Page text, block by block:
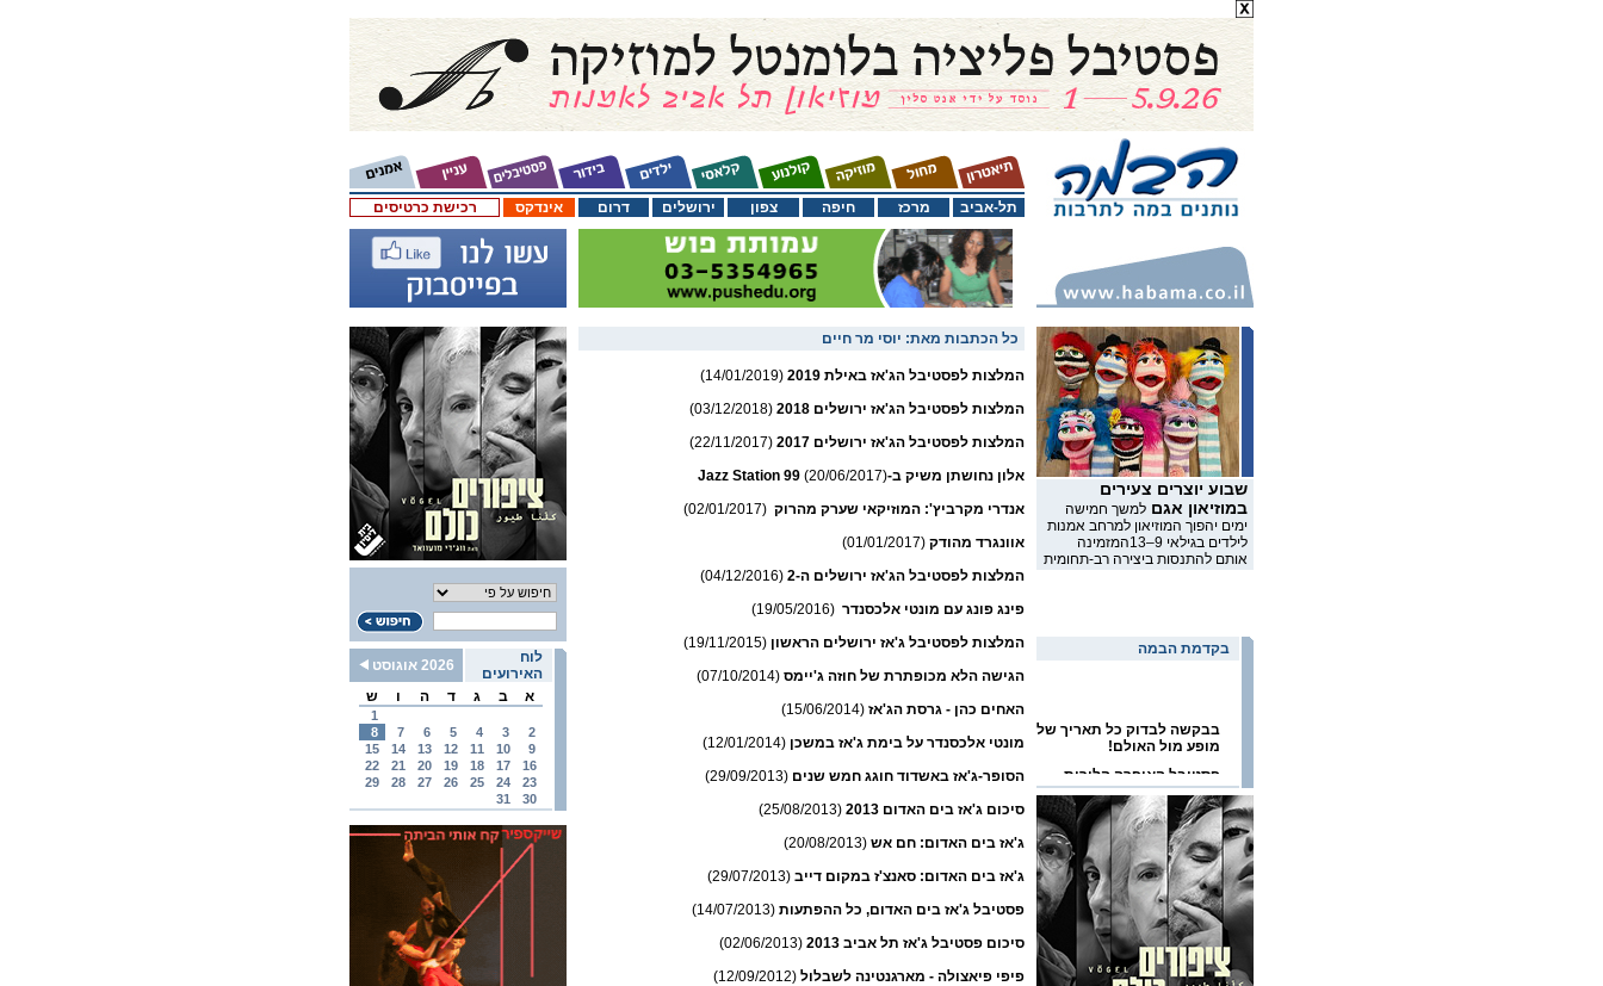
רכישת כרטיסים אינדקס דרום ירושלים צפון חיפה מרכז תל-אביב
לוח
האירועים
2026 אוגוסט
א
ב ג ד ה ו ש
1
2
3
4
5
6
7
8
9
10
11
12
13
14
15
16
17
18
19
20
21
22
23
24
25
26
27
28
29
30
31
כל הכתבות מאת: יוסי מר חיים
המלצות לפסטיבל הג'אז באילת 2019
(14/01/2019)
המלצות לפסטיבל הג'אז ירושלים 2018
(03/12/2018)
המלצות לפסטיבל הג'אז ירושלים 2017
(22/11/2017)
אלון נחושתן משיק ב-Jazz Station 99(20/06/2017)
אנדרי מקרביץ': המוזיקאי שערק מהרוק (02/01/2017)
אוונגרד מהודק (01/01/2017)
המלצות לפסטיבל הג'אז ירושלים ה-2
(04/12/2016)
פינג פונג עם מונטי אלכסנדר (19/05/2016)
המלצות לפסטיבל ג'אז ירושלים הראשון (19/11/2015)
הגישה הלא מכופתרת של חוזה ג'יימס (07/10/2014)
האחים כהן - גרסת הג'אז (15/06/2014)
מונטי אלכסנדר על בימת ג'אז במשכן (12/01/2014)
הסופר-ג'אז באשדוד חוגג חמש שנים (29/09/2013)
סיכום ג'אז בים האדום 2013
(25/08/2013)
ג'אז בים האדום: חם אש (20/08/2013)
ג'אז בים האדום: סאנצ'ז במקום דייב (29/07/2013)
פסטיבל ג'אז בים האדום, כל ההפתעות (14/07/2013)
סיכום פסטיבל ג'אז תל אביב 2013
(02/06/2013)
פיפי פיאצולה - מארגנטינה לשבלול (12/09/2012)
שבוע יוצרים צעירים
במוזיאון אגם למשך חמישה
ימים יהפוך המוזיאון למרחב אמנות
לילדים בגילאי 9–13המזמינה
אותם להתנסות ביצירה רב-תחומית
בקדמת הבמה
בבקשה לבדוק כל תאריך של
מופע מול האולם!
פסטיבל האופרה הלירית
2026
פסטיבל הפסנתר הבינלאומי
בערד 2026
פסטיבל ישראל 2026
פסטיבל תל אביב דאנס
2026